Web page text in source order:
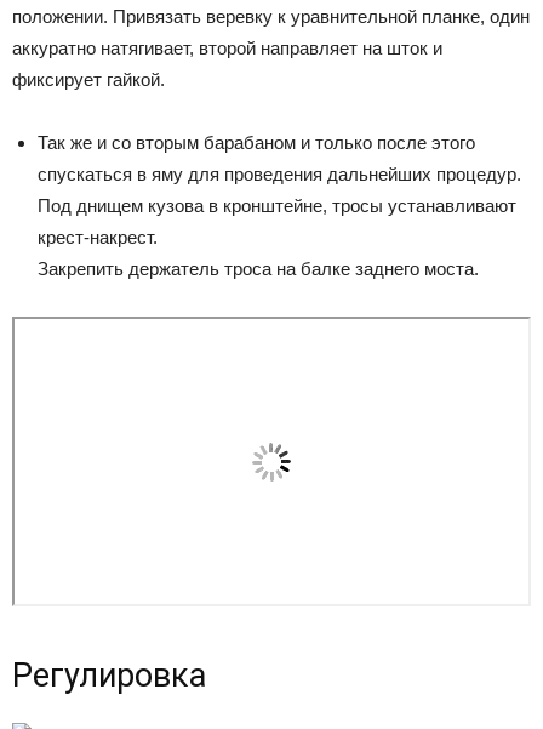
положении. Привязать веревку к уравнительной планке, один
аккуратно натягивает, второй направляет на шток и
фиксирует гайкой.
Так же и со вторым барабаном и только после этого
спускаться в яму для проведения дальнейших процедур.
Под днищем кузова в кронштейне, тросы устанавливают
крест-накрест.
Закрепить держатель троса на балке заднего моста.
Регулировка